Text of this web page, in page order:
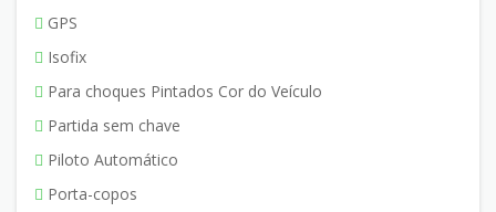
GPS
Isofix
Para choques Pintados Cor do Veículo
Partida sem chave
Piloto Automático
Porta-copos